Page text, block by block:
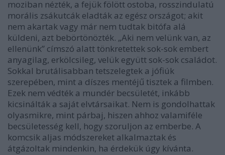
moziban nézték, a fejük fölött ostoba, rosszindulatú
morális zsákutcák eladták az egész országot; akit
nem akartak vagy már nem tudtak bitófa alá
küldeni, azt bebörtönözték. „Aki nem velünk van, az
ellenünk” címszó alatt tönkretettek sok-sok embert
anyagilag, erkölcsileg, velük együtt sok-sok családot.
Sokkal brutálisabban tetszelegtek a jófiúk
szerepében, mint a díszes mentéjű tisztek a filmben.
Ezek nem védték a mundér becsületét, inkább
kicsinálták a saját elvtársaikat. Nem is gondolhattak
olyasmikre, mint párbaj, hiszen ahhoz valamiféle
becsületesség kell, hogy szoruljon az emberbe. A
komcsik aljas módszereket alkalmaztak és
átgázoltak mindenkin, ha érdekük úgy kívánta.